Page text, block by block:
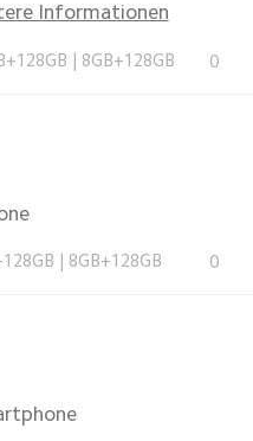
Informationen
8GB+128GB 0
8GB+128GB 0